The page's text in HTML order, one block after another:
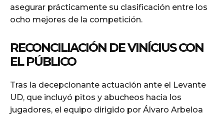
asegurar prácticamente su clasificación entre los
ocho mejores de la competición.
RECONCILIACIÓN DE VINÍCIUS CON
EL PÚBLICO
Tras la decepcionante actuación ante el Levante
UD, que incluyó pitos y abucheos hacia los
jugadores, el equipo dirigido por Álvaro Arbeloa